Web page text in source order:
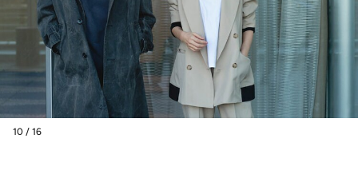
10 / 16